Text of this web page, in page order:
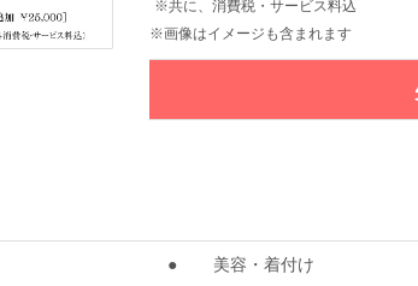
※共に、消費税・サービス料込
※画像はイメージも含まれます
● 美容・着